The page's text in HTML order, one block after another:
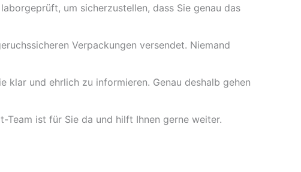
um sicherzustellen, dass Sie genau das
Verpackungen versendet. Niemand
klar und ehrlich zu informieren. Genau deshalb gehen
Team ist für Sie da und hilft Ihnen gerne weiter.